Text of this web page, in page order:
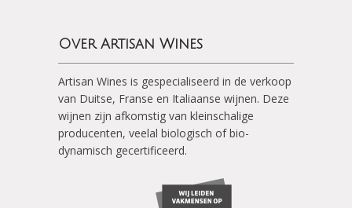
Over Artisan Wines
Artisan Wines is gespecialiseerd in de verkoop
van Duitse, Franse en Italiaanse wijnen. Deze
wijnen zijn afkomstig van kleinschalige
producenten, veelal biologisch of bio-
dynamisch gecertificeerd.